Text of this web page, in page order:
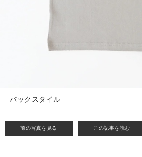
前の写真を見る この記事を読む
バックスタイル